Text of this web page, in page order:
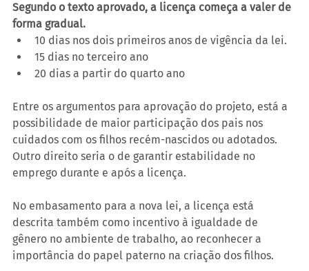
Segundo o texto aprovado, a licença começa a valer de
forma gradual.
10 dias nos dois primeiros anos de vigência da lei.
15 dias no terceiro ano
20 dias a partir do quarto ano
Entre os argumentos para aprovação do projeto, está a
possibilidade de maior participação dos pais nos
cuidados com os filhos recém-nascidos ou adotados.
Outro direito seria o de garantir estabilidade no
emprego durante e após a licença.
No embasamento para a nova lei, a licença está
descrita também como incentivo à igualdade de
gênero no ambiente de trabalho, ao reconhecer a
importância do papel paterno na criação dos filhos.